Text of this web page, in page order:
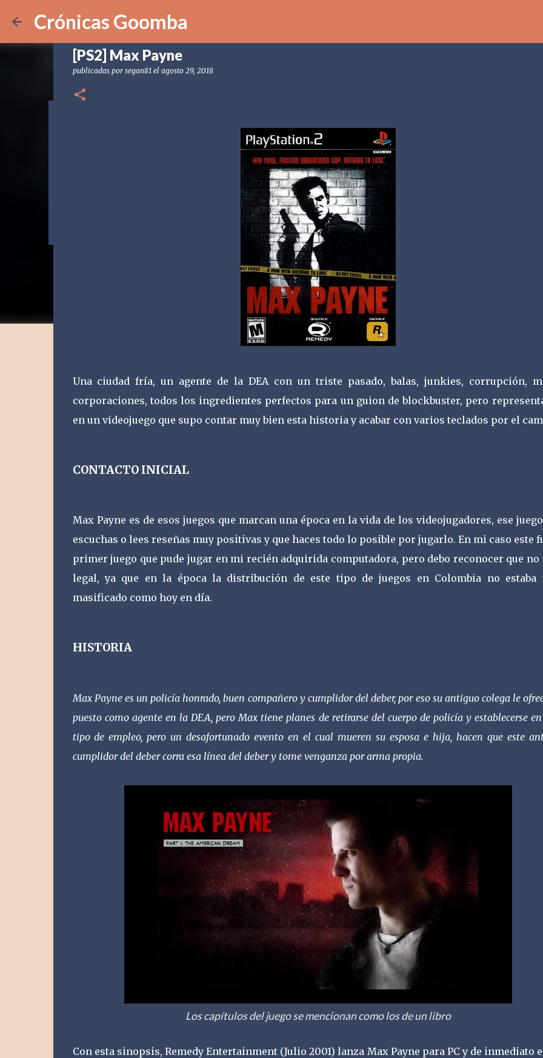
Crónicas Goomba
[POD] CG328 Shadow Labyrinth
[POD] PODCAST [PS5] PLAYSTATION 5 2025
[PS2] Max Payne
publicadas por segan81 el agosto 29, 2018
Una ciudad fría, un agente de la DEA con un triste pasado, balas, junkies, corrupción,
corporaciones, todos los ingredientes perfectos para un guion de blockbuster, pero
en un videojuego que supo contar muy bien esta historia y acabar con varios teclados por el
CONTACTO INICIAL
Max Payne es de esos juegos que marcan una época en la vida de los videojugadores, ese
escuchas o lees reseñas muy positivas y que haces todo lo posible por jugarlo. En mi caso este
primer juego que pude jugar en mi recién adquirida computadora, pero debo reconocer que no
legal, ya que en la época la distribución de este tipo de juegos en Colombia no estaba
masificado como hoy en día.
HISTORIA
Max Payne es un policía honrado, buen compañero y cumplidor del deber, por eso su antiguo colega le
puesto como agente en la DEA, pero Max tiene planes de retirarse del cuerpo de policía y establecerse
tipo de empleo, pero un desafortunado evento en el cual mueren su esposa e hija, hacen que este
cumplidor del deber corra esa línea del deber y tome venganza por arma propia.
Los capítulos del juego se mencionan como los de un libro
Con esta sinopsis, Remedy Entertainment (Julio 2001) lanza Max Payne para PC y de inmediato